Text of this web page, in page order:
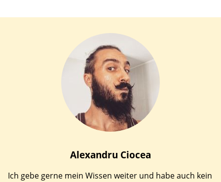
Alexandru Ciocea
Ich gebe gerne mein Wissen weiter und habe auch kein